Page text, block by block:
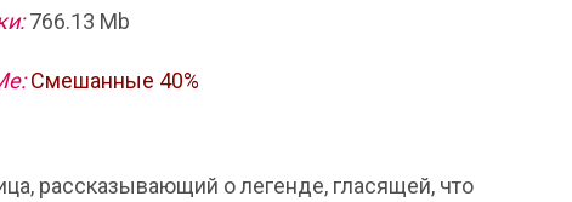
766.13 Mb
Смешанные 40%
рассказывающий о легенде, гласящей, что